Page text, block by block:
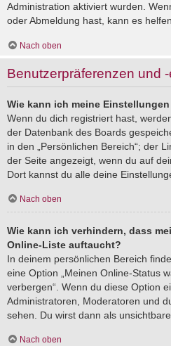
Administration aktiviert wurden.
oder Abmeldung hast, kann es
Nach oben
Benutzerpräferenzen und
Wie kann ich meine
Wenn du dich registriert hast,
der Datenbank des Boards
in den „Persönlichen Bereich“; der
der Seite angezeigt, wenn du auf
Dort kannst du alle deine
Nach oben
Wie kann ich verhindern, dass
Online-Liste auftaucht?
In deinem persönlichen Bereich
eine Option „Meinen Online-Status
verbergen“. Wenn du diese Option
Administratoren, Moderatoren und
sehen. Du wirst dann als
Nach oben